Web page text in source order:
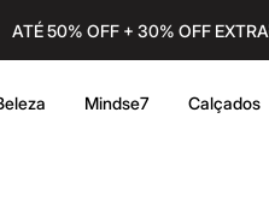
ATÉ 50% OFF + 30% OFF EXTRA
Mindse7 Calçados